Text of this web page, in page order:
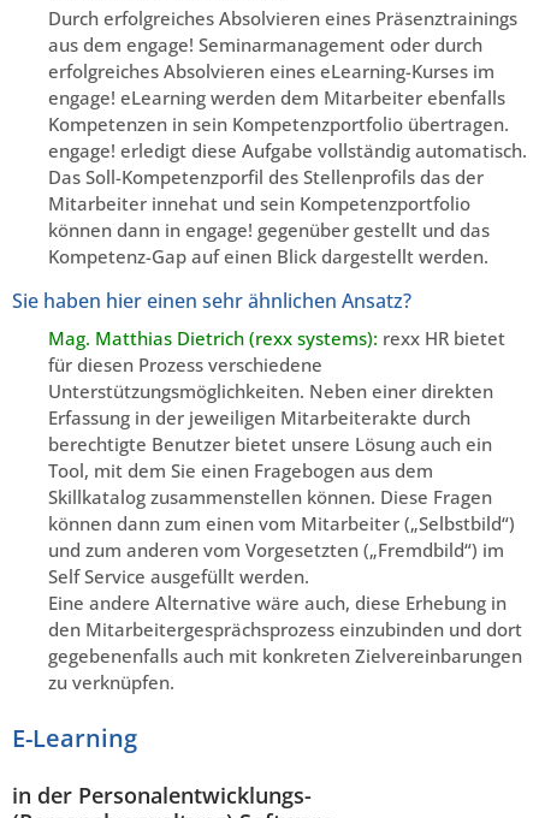
Durch erfolgreiches Absolvieren eines Präsenztrainings
aus dem engage! Seminarmanagement oder durch
erfolgreiches Absolvieren eines eLearning-Kurses im
engage! eLearning werden dem Mitarbeiter ebenfalls
Kompetenzen in sein Kompetenzportfolio übertragen.
engage! erledigt diese Aufgabe vollständig automatisch.
Das Soll-Kompetenzporfil des Stellenprofils das der
Mitarbeiter innehat und sein Kompetenzportfolio
können dann in engage! gegenüber gestellt und das
Kompetenz-Gap auf einen Blick dargestellt werden.
Sie haben hier einen sehr ähnlichen Ansatz?
Mag. Matthias Dietrich (rexx systems): rexx HR bietet
für diesen Prozess verschiedene
Unterstützungsmöglichkeiten. Neben einer direkten
Erfassung in der jeweiligen Mitarbeiterakte durch
berechtigte Benutzer bietet unsere Lösung auch ein
Tool, mit dem Sie einen Fragebogen aus dem
Skillkatalog zusammenstellen können. Diese Fragen
können dann zum einen vom Mitarbeiter („Selbstbild“)
und zum anderen vom Vorgesetzten („Fremdbild“) im
Self Service ausgefüllt werden.
Eine andere Alternative wäre auch, diese Erhebung in
den Mitarbeitergesprächsprozess einzubinden und dort
gegebenenfalls auch mit konkreten Zielvereinbarungen
zu verknüpfen.
E-Learning
in der Personalentwicklungs-